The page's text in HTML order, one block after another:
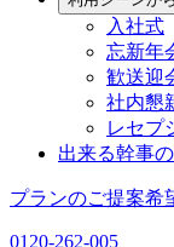
入社式
忘新年
歓送迎
社内懇
レセプ
出来る幹事
プランのご提案希
0120-262-005